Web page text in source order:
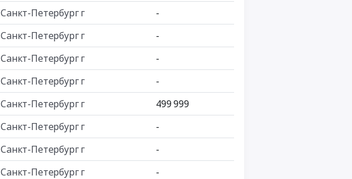
Санкт-Петербург г
-
Санкт-Петербург г
-
Санкт-Петербург г
-
Санкт-Петербург г
-
Санкт-Петербург г
499 999
Санкт-Петербург г
-
Санкт-Петербург г
-
Санкт-Петербург г -